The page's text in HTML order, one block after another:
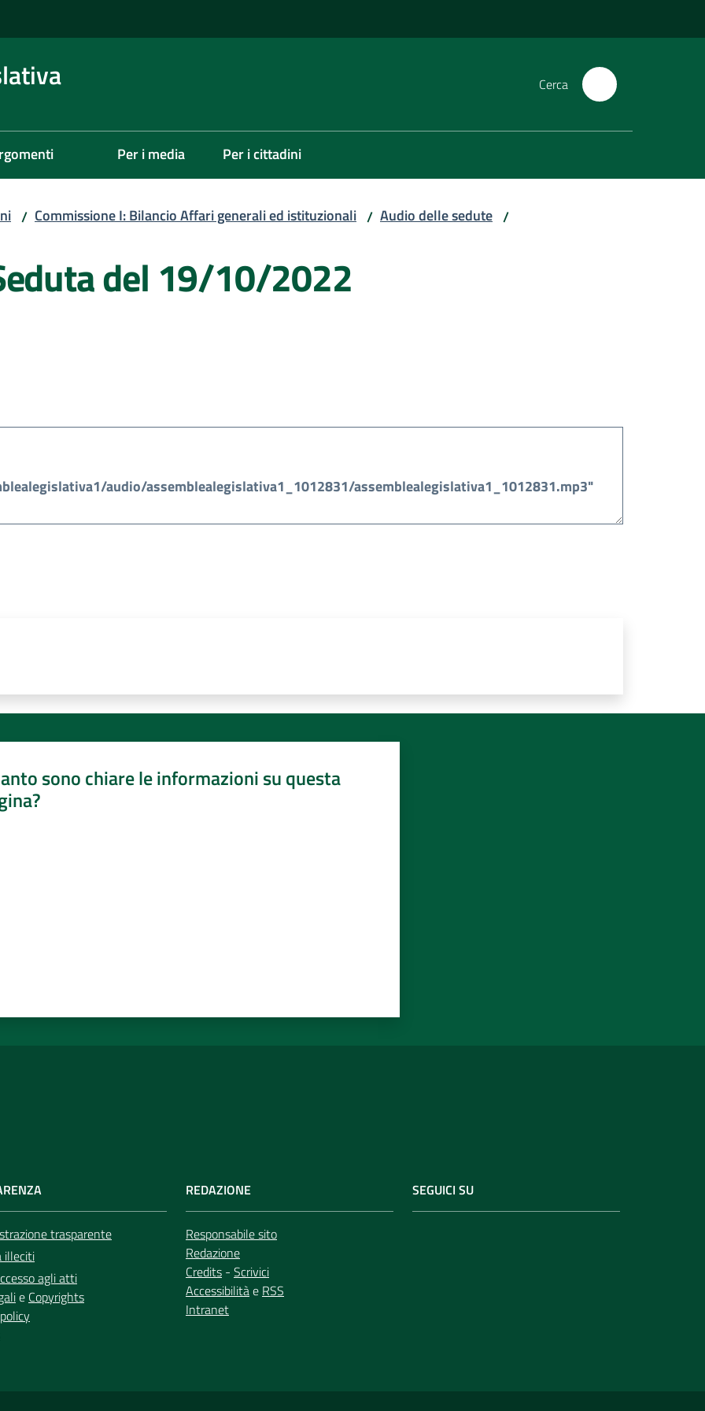
Cerca
Per i media Per i cittadini
/ Commissione I: Bilancio Affari generali ed istituzionali / Audio delle sedute /
del 19/10/2022
sono chiare le informazioni su questa
trasparente
illeciti
agli atti
e Copyrights
REDAZIONE
Responsabile sito
Redazione
Credits - Scrivici
Accessibilitàe RSS
Intranet
SEGUICI SU